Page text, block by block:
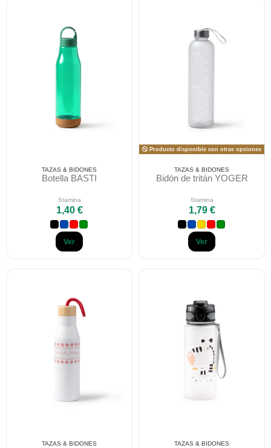
TAZAS & BIDONES
Botella BASTI
Stamina
1,40 €
Ver
Producto disponible con otras opciones
TAZAS & BIDONES
Bidón de tritán YOGER
Stamina
1,79 €
Ver
TAZAS & BIDONES TAZAS & BIDONES